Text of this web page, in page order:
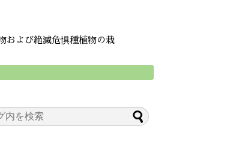
および絶滅危惧種植物の栽